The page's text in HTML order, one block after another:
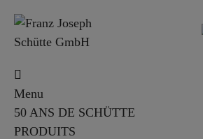
Menu
50 ANS DE SCHÜTTE
PRODUITS